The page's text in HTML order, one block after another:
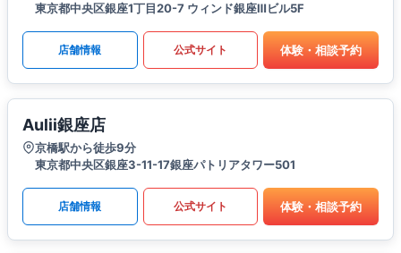
東京都中央区銀座1丁目20-7 ウィンド銀座Ⅲビル5F
店舗情報 公式サイト 体験・相談予約
Aulii銀座店
京橋駅から徒歩9分
東京都中央区銀座3-11-17銀座パトリアタワー501
店舗情報 公式サイト 体験・相談予約